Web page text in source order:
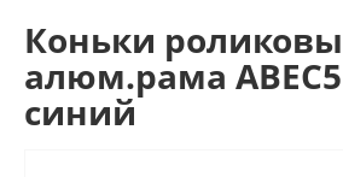
Коньки
алюм.рама
синий